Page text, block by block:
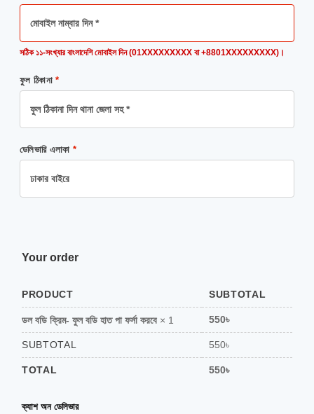
সঠিক ১১-সংখ্যার বাংলাদেশি মোবাইল দিন (01XXXXXXXXX বা +8801XXXXXXXXX)।
ফুল ঠিকানা*
ডেলিভারি এলাকা *
Your order
PRODUCT SUBTOTAL
ডল বডি ক্রিম- ফুল বডি হাত পা ফর্সা করবে × 1 550৳
SUBTOTAL 550৳
TOTAL 550৳
ক্যাশ অন ডেলিভার